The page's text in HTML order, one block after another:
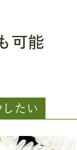
可能
したい